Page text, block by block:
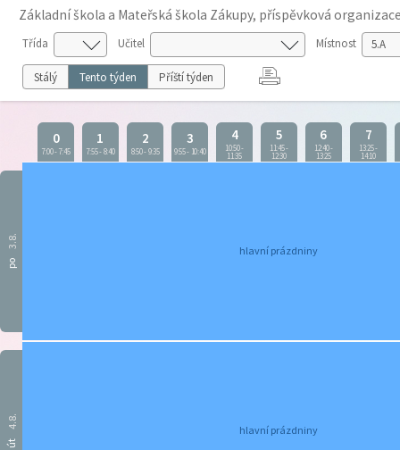
Základní škola a Mateřská škola Zákupy, příspěvková
Třída Učitel Místnost
Stálý Tento týden Příští týden
0
7:00-7:45
1
7:55-8:40
2
8:50-9:35
3
9:55- 10:40
4
10:50-
11:35
5
11:45-
12:30
6
12:40-
13:25
7
13:25-
14:10
po
3.8.
hlavní prázdniny
út
4.8.
hlavní prázdniny